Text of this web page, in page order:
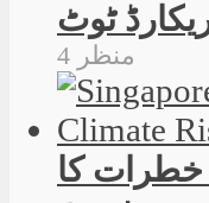
4 منظر
خطرات کا